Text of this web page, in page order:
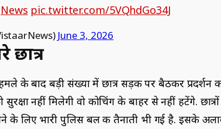
pic.twitter.com/5VQhdGo34J
June 3, 2026
छात्र
के बाद बड़ी संख्या में छात्र सड़क पर बैठकर प्रदर्शन
नहीं मिलेगी वो कोचिंग के बाहर से नहीं हटेंगे.
के लिए भारी पुलिस बल की तैनाती भी गई है. इसके